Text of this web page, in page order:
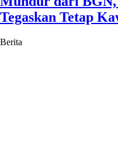
Tegaskan Tetap
Berita